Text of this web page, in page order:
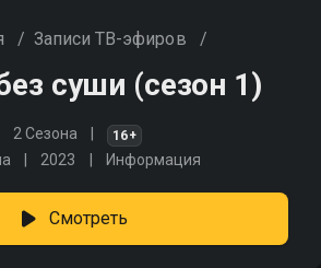
/ Записи ТВ-эфиров /
суши (сезон 1)
2 Сезона 16+
2023 Информация
Смотреть